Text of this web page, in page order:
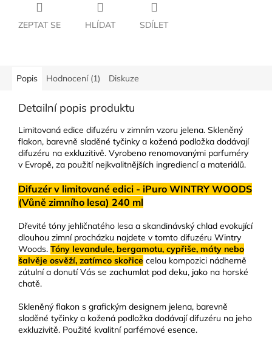
ZEPTAT SE HLÍDAT SDÍLET
Popis Hodnocení (1) Diskuze
Detailní popis produktu
Limitovaná edice difuzéru v zimním vzoru jelena. Skleněný
flakon, barevně sladěné tyčinky a kožená podložka dodávají
difuzéru na exkluzitivě. Vyrobeno renomovanými parfuméry
v Evropě, za použití nejkvalitnějších ingrediencí a materiálů.
Difuzér v limitované edici - iPuro WINTRY WOODS
(Vůně zimního lesa) 240 ml
Dřevité tóny jehličnatého lesa a skandinávský chlad evokující
dlouhou zimní procházku najdete v tomto difuzéru Wintry
Woods. Tóny levandule, bergamotu, cypřiše, máty nebo
šalvěje osvěží, zatímco skořice celou kompozici nádherně
zútulní a donutí Vás se zachumlat pod deku, jako na horské
chatě.
Skleněný flakon s grafickým designem jelena, barevně
sladěné tyčinky a kožená podložka dodávají difuzéru na jeho
exkluzivitě. Použité kvalitní parfémové esence.